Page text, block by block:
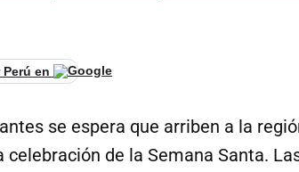
en
se espera que arriben a la
celebración de la Semana Santa.